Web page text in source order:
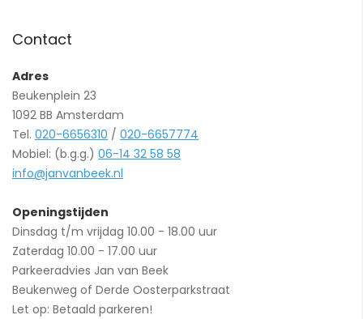
Contact
Adres
Beukenplein 23
1092 BB Amsterdam
Tel. 020-6656310 / 020-6657774
Mobiel: (b.g.g.) 06-14 32 58 58
info@janvanbeek.nl
Openingstijden
Dinsdag t/m vrijdag 10.00 - 18.00 uur
Zaterdag 10.00 - 17.00 uur
Parkeeradvies Jan van Beek
Beukenweg of Derde Oosterparkstraat
Let op: Betaald parkeren!